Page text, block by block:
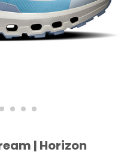
| Horizon